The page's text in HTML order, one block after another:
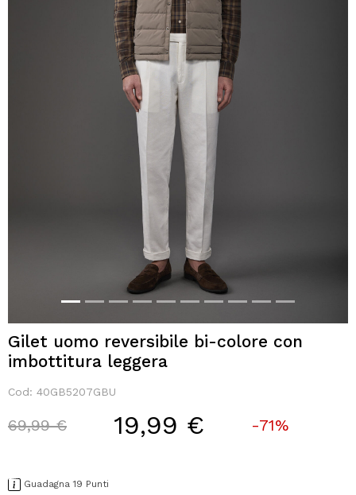
Gilet uomo reversibile bi-colore con
imbottitura leggera
Cod: 40GB5207GBU
Price reduced from
69,99 €to 19,99 € -71%
Guadagna 19 Punti